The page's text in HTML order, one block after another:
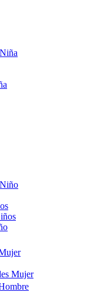
Mujer